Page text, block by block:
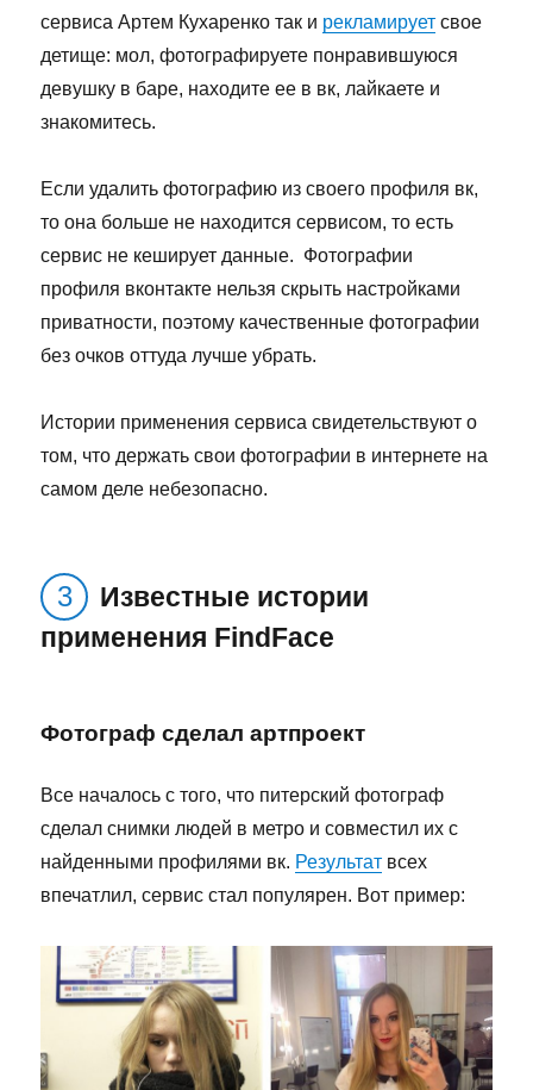
сервиса Артем Кухаренко так и рекламирует свое
детище: мол, фотографируете понравившуюся
девушку в баре, находите ее в вк, лайкаете и
знакомитесь.
Если удалить фотографию из своего профиля вк,
то она больше не находится сервисом, то есть
сервис не кеширует данные. Фотографии
профиля вконтакте нельзя скрыть настройками
приватности, поэтому качественные фотографии
без очков оттуда лучше убрать.
Истории применения сервиса свидетельствуют о
том, что держать свои фотографии в интернете на
самом деле небезопасно.
Известные истории
применения FindFace
Фотограф сделал артпроект
Все началось с того, что питерский фотограф
сделал снимки людей в метро и совместил их с
найденными профилями вк. Результат всех
впечатлил, сервис стал популярен. Вот пример: